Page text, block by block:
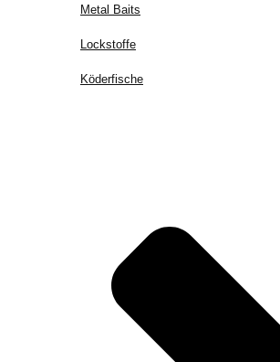
Metal Baits
Lockstoffe
Köderfische